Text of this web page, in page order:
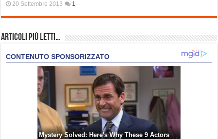
20 Settembre 2013 1
Articoli più Letti…